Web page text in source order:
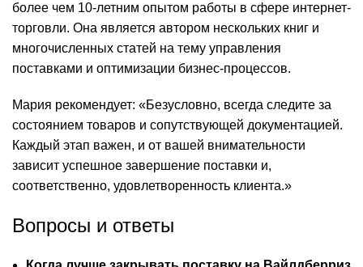
более чем 10-летним опытом работы в сфере интернет-
торговли. Она является автором нескольких книг и
многочисленных статей на тему управления
поставками и оптимизации бизнес-процессов.
Мария рекомендует: «Безусловно, всегда следите за
состоянием товаров и сопутствующей документацией.
Каждый этап важен, и от вашей внимательности
зависит успешное завершение поставки и,
соответственно, удовлетворенность клиента.»
Вопросы и ответы